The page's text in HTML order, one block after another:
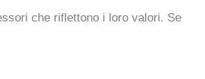
che riflettono i loro valori. Se